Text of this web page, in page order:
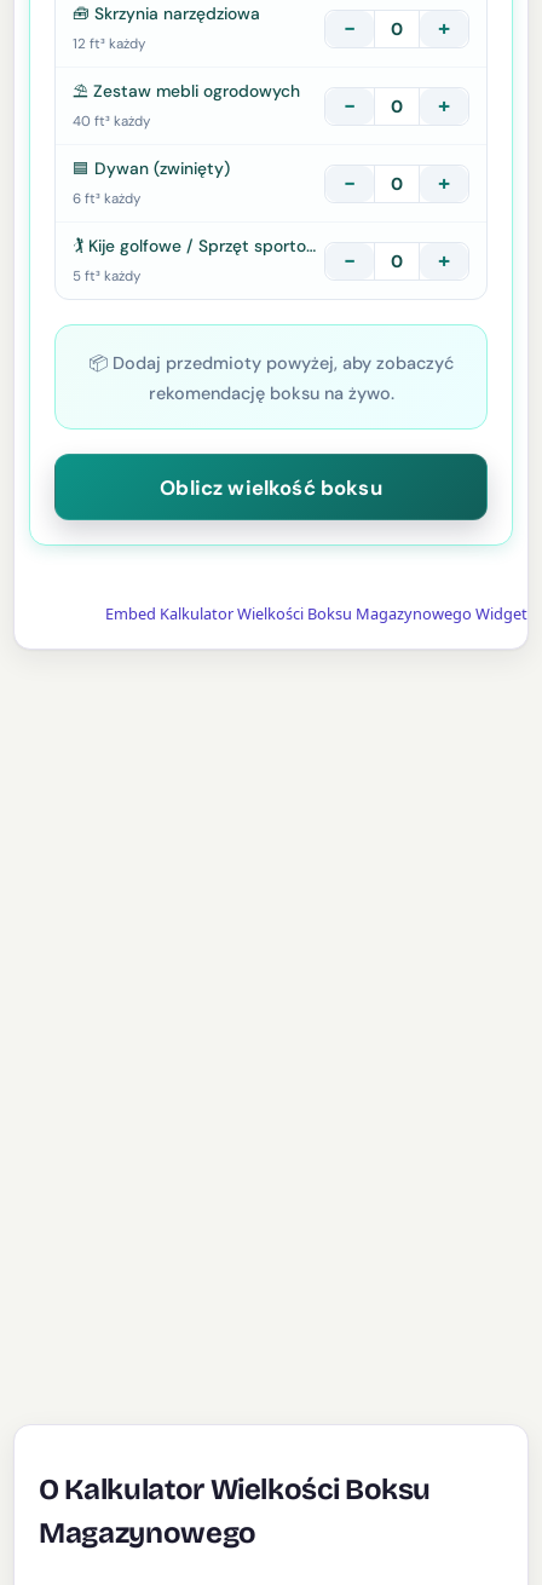
🧰 Skrzynia narzędziowa
12 ft³ każdy
− +
⛱️ Zestaw mebli ogrodowych
40 ft³ każdy
− +
🟦 Dywan (zwinięty)
6 ft³ każdy
− +
🏌️ Kije golfowe / Sprzęt sportowy
5 ft³ każdy
− +
📦 Dodaj przedmioty powyżej, aby zobaczyć
rekomendację boksu na żywo.
Oblicz wielkość boksu
Embed Kalkulator Wielkości Boksu Magazynowego Widget
O Kalkulator Wielkości Boksu
Magazynowego